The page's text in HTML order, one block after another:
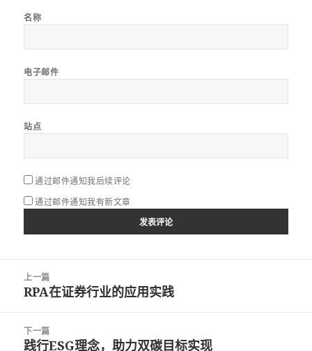
名称
电子邮件
站点
通过邮件通知我后续评论
通过邮件通知我有新文章
上一篇
上
文
章：
RPA在证券行业的应用实践
下一篇
下
践行ESG理念，助力双碳目标实现